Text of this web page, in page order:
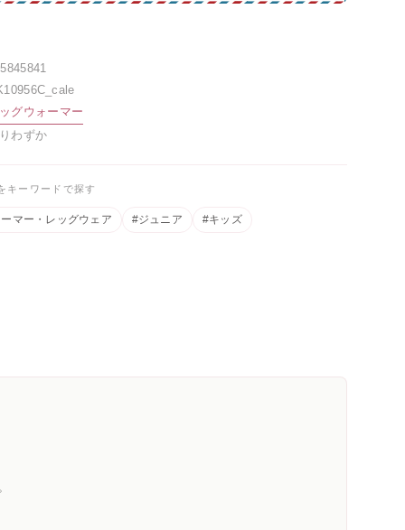
グウォーマー
わずか
キーワードで探す
マー・レッグウェア #ジュニア #キッズ